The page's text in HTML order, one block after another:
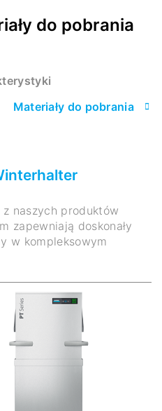
do pobrania
Materiały do pobrania
naszych produktów
zapewniają doskonały
w kompleksowym